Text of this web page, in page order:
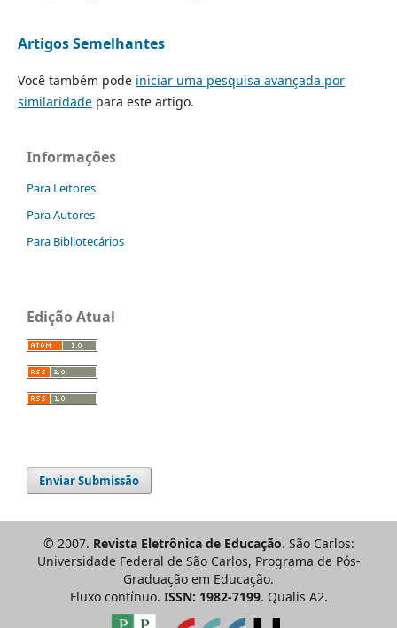
Artigos Semelhantes
Você também pode iniciar uma pesquisa avançada por
similaridadepara este artigo.
Informações
Para Leitores
Para Autores
Para Bibliotecários
Edição Atual
Enviar Submissão
© 2007. Revista Eletrônica de Educação. São Carlos:
Universidade Federal de São Carlos, Programa de Pós-
Graduação em Educação.
Fluxo contínuo. ISSN: 1982-7199. Qualis A2.